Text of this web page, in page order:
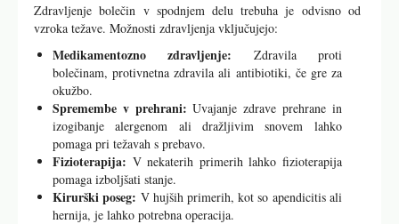
Zdravljenje bolečin v spodnjem delu trebuha je odvisno od
vzroka težave. Možnosti zdravljenja vključujejo:
Medikamentozno zdravljenje: Zdravila proti
bolečinam, protivnetna zdravila ali antibiotiki, če gre za
okužbo.
Spremembe v prehrani: Uvajanje zdrave prehrane in
izogibanje alergenom ali dražljivim snovem lahko
pomaga pri težavah s prebavo.
Fizioterapija: V nekaterih primerih lahko fizioterapija
pomaga izboljšati stanje.
Kirurški poseg: V hujših primerih, kot so apendicitis ali
hernija, je lahko potrebna operacija.